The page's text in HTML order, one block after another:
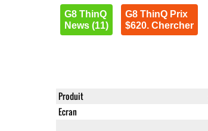
G8 ThinQ
News (11)
G8 ThinQ Prix
$620. Chercher
Produit
Ecran